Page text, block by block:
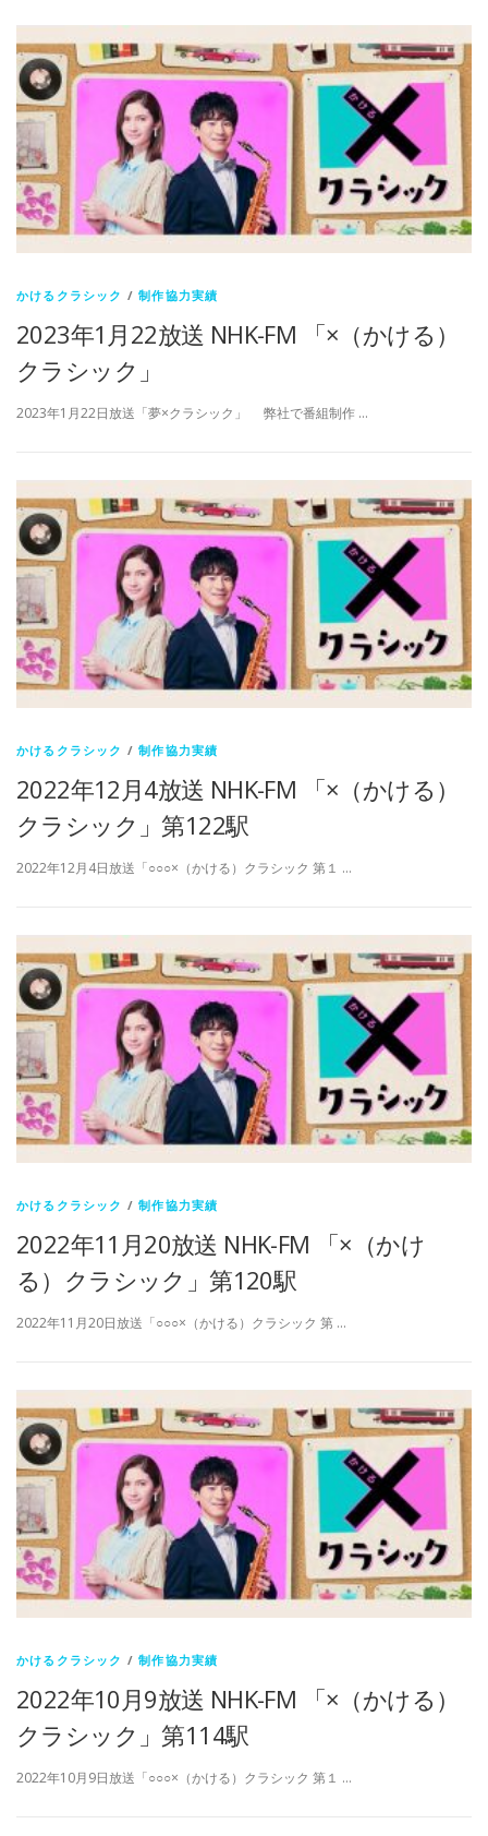
かけるクラシック /制作協力実績
2023年1月22放送 NHK-FM 「×（かける）
クラシック」
2023年1月22日放送「夢×クラシック」 弊社で番組制作 …
かけるクラシック /制作協力実績
2022年12月4放送 NHK-FM 「×（かける）
クラシック」第122駅
2022年12月4日放送「○○○×（かける）クラシック 第１ …
かけるクラシック /制作協力実績
2022年11月20放送 NHK-FM 「×（かけ
る）クラシック」第120駅
2022年11月20日放送「○○○×（かける）クラシック 第 …
かけるクラシック /制作協力実績
2022年10月9放送 NHK-FM 「×（かける）
クラシック」第114駅
2022年10月9日放送「○○○×（かける）クラシック 第１ …